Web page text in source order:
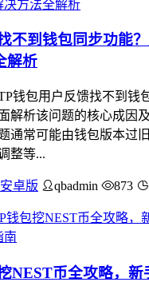
不到钱包同步功能
解析
钱包用户反馈找不到钱
解析该问题的核心成因
通常可能由钱包版本过
整等...
卓版 qbadmin 873
NEST币全攻略，新